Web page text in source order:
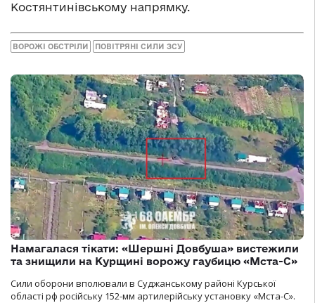
Костянтинівському напрямку.
ВОРОЖІ ОБСТРІЛИ ПОВІТРЯНІ СИЛИ ЗСУ
Намагалася тікати: «Шершні Довбуша» вистежили
та знищили на Курщині ворожу гаубицю «Мста-С»
Сили оборони вполювали в Суджанському районі Курської
області рф російську 152-мм артилерійську установку «Мста-С».